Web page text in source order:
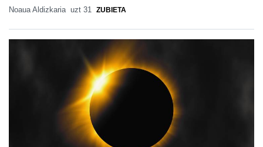
Noaua Aldizkaria uzt 31 ZUBIETA